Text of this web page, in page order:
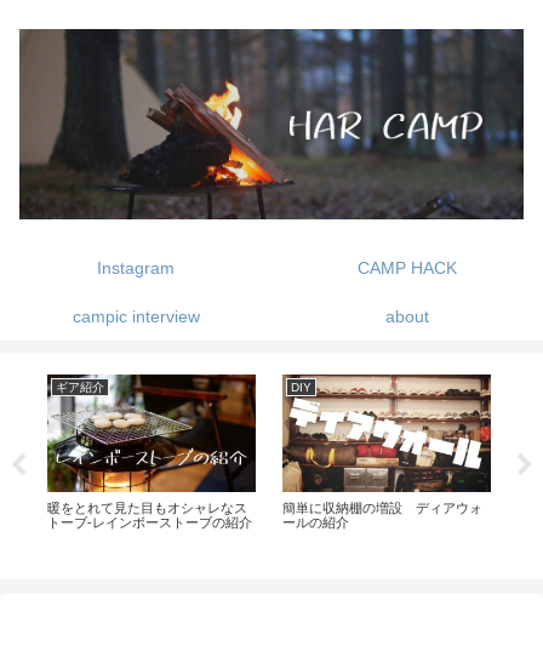
Instagram CAMP HACK
campic interview about
ギア紹介
暖をとれて見た目もオシャレなス
トーブ-レインボーストーブの紹介
DIY
簡単に収納棚の増設 ディアウォ
ールの紹介